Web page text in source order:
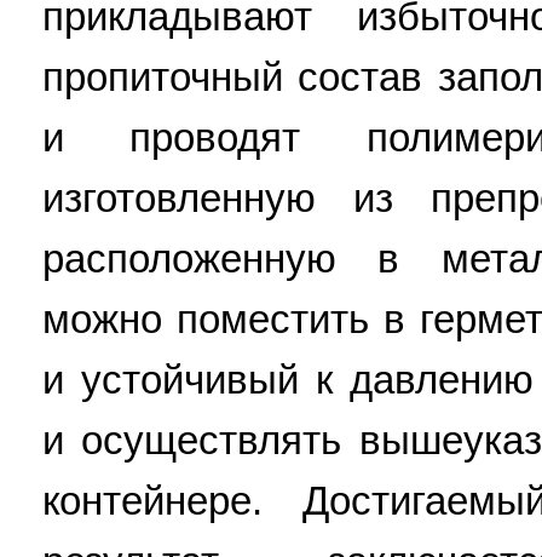
прикладывают
пропиточный состав
и проводят
изготовленную из
расположенную в
можно поместить в
и устойчивый к
и осуществлять
контейнере.